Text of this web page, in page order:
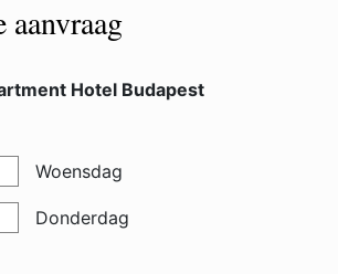
Hotel Budapest
Woensdag
Donderdag